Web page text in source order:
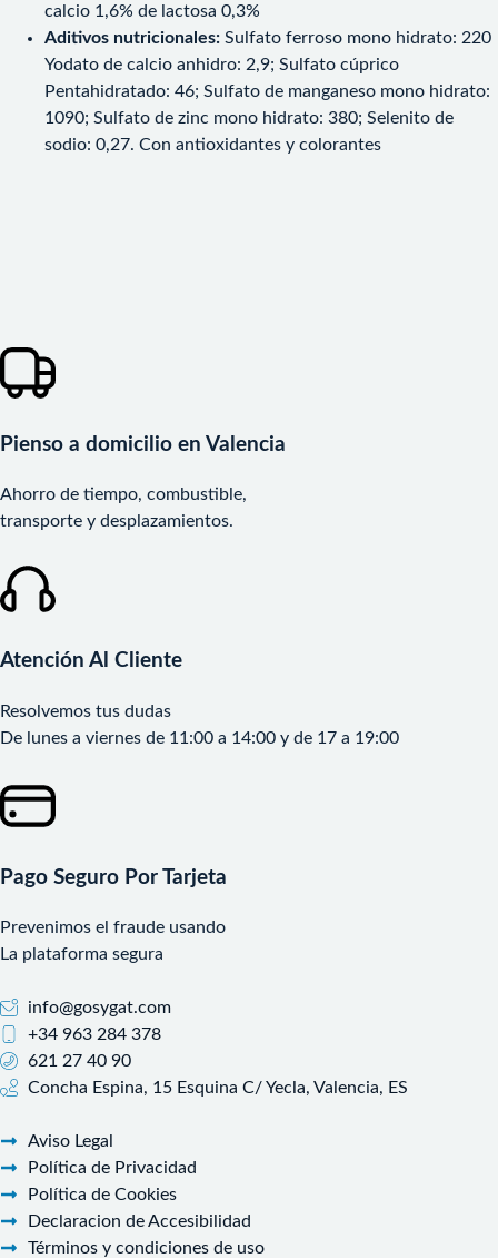
calcio 1,6% de lactosa 0,3%
Aditivos nutricionales: Sulfato ferroso mono hidrato: 220
Yodato de calcio anhidro: 2,9; Sulfato cúprico
Pentahidratado: 46; Sulfato de manganeso mono hidrato:
1090; Sulfato de zinc mono hidrato: 380; Selenito de
sodio: 0,27. Con antioxidantes y colorantes
Pienso a domicilio en Valencia
Ahorro de tiempo, combustible,
transporte y desplazamientos.
Atención Al Cliente
Resolvemos tus dudas
De lunes a viernes de 11:00 a 14:00 y de 17 a 19:00
Pago Seguro Por Tarjeta
Prevenimos el fraude usando
La plataforma segura
info@gosygat.com
+34 963 284 378
621 27 40 90
Concha Espina, 15 Esquina C/ Yecla, Valencia, ES
Aviso Legal
Política de Privacidad
Política de Cookies
Declaracion de Accesibilidad
Términos y condiciones de uso